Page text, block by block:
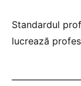
Standardul
lucrează